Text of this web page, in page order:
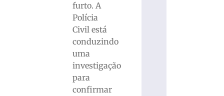
furto. A
Polícia
Civil está
conduzindo
uma
investigação
para
confirmar